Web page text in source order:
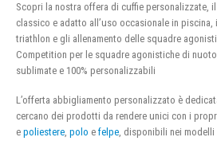
Scopri la nostra offera di cuffie personalizzate,
classico e adatto all’uso occasionale in
triathlon e gli allenamento delle squadre
Competition per le squadre agonistiche di
sublimate e 100% personalizzabili
L’offerta abbigliamento personalizzato è
cercano dei prodotti da rendere unici con i
e poliestere, polo e felpe, disponibili nei modelli